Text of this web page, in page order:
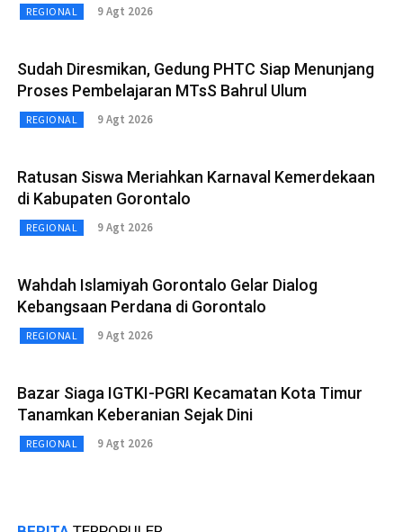
REGIONAL 9 Agt 2026
Sudah Diresmikan, Gedung PHTC Siap Menunjang
Proses Pembelajaran MTsS Bahrul Ulum
REGIONAL 9 Agt 2026
Ratusan Siswa Meriahkan Karnaval Kemerdekaan
di Kabupaten Gorontalo
REGIONAL 9 Agt 2026
Wahdah Islamiyah Gorontalo Gelar Dialog
Kebangsaan Perdana di Gorontalo
REGIONAL 9 Agt 2026
Bazar Siaga IGTKI-PGRI Kecamatan Kota Timur
Tanamkan Keberanian Sejak Dini
REGIONAL 9 Agt 2026